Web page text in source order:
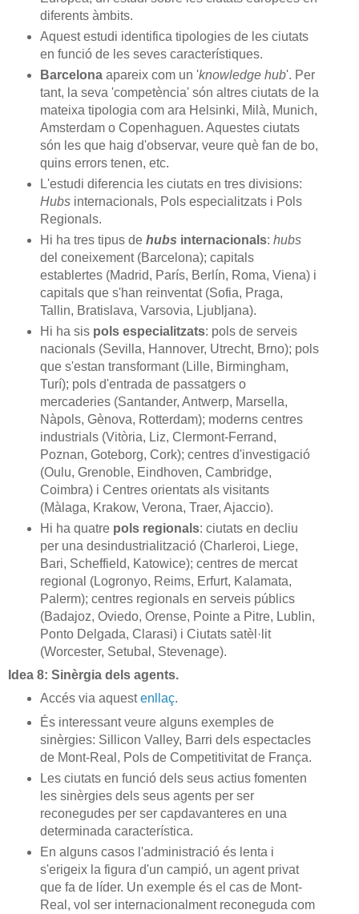
diferents àmbits.
Aquest estudi identifica tipologies de les ciutats
en funció de les seves característiques.
Barcelona apareix com un 'knowledge hub'. Per
tant, la seva 'competència' són altres ciutats de la
mateixa tipologia com ara Helsinki, Milà, Munich,
Amsterdam o Copenhaguen. Aquestes ciutats
són les que haig d'observar, veure què fan de bo,
quins errors tenen, etc.
L'estudi diferencia les ciutats en tres divisions:
Hubs internacionals, Pols especialitzats i Pols
Regionals.
Hi ha tres tipus de hubs internacionals: hubs
del coneixement (Barcelona); capitals
establertes (Madrid, París, Berlín, Roma, Viena) i
capitals que s'han reinventat (Sofia, Praga,
Tallin, Bratislava, Varsovia, Ljubljana).
Hi ha sis pols especialitzats: pols de serveis
nacionals (Sevilla, Hannover, Utrecht, Brno); pols
que s'estan transformant (Lille, Birmingham,
Turí); pols d'entrada de passatgers o
mercaderies (Santander, Antwerp, Marsella,
Nàpols, Gènova, Rotterdam); moderns centres
industrials (Vitòria, Liz, Clermont-Ferrand,
Poznan, Goteborg, Cork); centres d'investigació
(Oulu, Grenoble, Eindhoven, Cambridge,
Coimbra) i Centres orientats als visitants
(Màlaga, Krakow, Verona, Traer, Ajaccio).
Hi ha quatre pols regionals: ciutats en decliu
per una desindustrialització (Charleroi, Liege,
Bari, Scheffield, Katowice); centres de mercat
regional (Logronyo, Reims, Erfurt, Kalamata,
Palerm); centres regionals en serveis públics
(Badajoz, Oviedo, Orense, Pointe a Pitre, Lublin,
Ponto Delgada, Clarasi) i Ciutats satèl·lit
(Worcester, Setubal, Stevenage).
Idea 8: Sinèrgia dels agents.
Accés via aquestenllaç.
És interessant veure alguns exemples de
sinèrgies: Sillicon Valley, Barri dels espectacles
de Mont-Real, Pols de Competitivitat de França.
Les ciutats en funció dels seus actius fomenten
les sinèrgies dels seus agents per ser
reconegudes per ser capdavanteres en una
determinada característica.
En alguns casos l'administració és lenta i
s'erigeix la figura d'un campió, un agent privat
que fa de líder. Un exemple és el cas de Mont-
Real, vol ser internacionalment reconeguda com